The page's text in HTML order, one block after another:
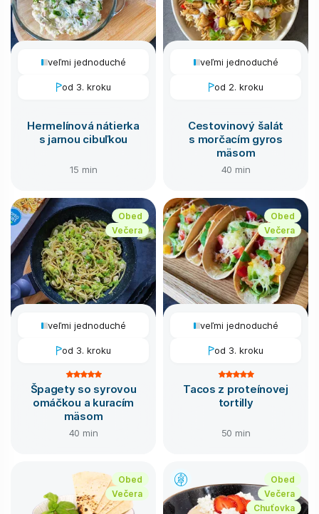
veľmi jednoduché
od 3. kroku
Hermelínová nátierka
s jarnou cibuľkou
15 min
veľmi jednoduché
od 2. kroku
Cestovinový šalát
s morčacím gyros
mäsom
40 min
Obed
Večera
veľmi jednoduché
od 3. kroku
Špagety so syrovou
omáčkou a kuracím
mäsom
40 min
Obed
Večera
veľmi jednoduché
od 3. kroku
Tacos z proteínovej
tortilly
50 min
Obed
Večera
Obed
Večera
Chuťovka